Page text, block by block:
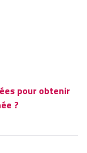
pour obtenir
?